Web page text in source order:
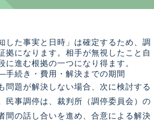
した事実と日時」は確定するため、調
拠になります。相手が無視したこと自
に進む根拠の一つになり得ます。
続き・費用・解決までの期間
問題が解決しない場合、次に検討する
民事調停は、裁判所（調停委員会）の
間の話し合いを進め、合意による解決